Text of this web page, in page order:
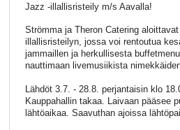
Jazz -illallisristeily m/s Aavalla!
Strömma ja Theron Catering
illallisristeilyn, jossa voi rentoutua
jammaillen ja herkullisesta
nauttimaan livemusiikista
Lähdöt 3.7. - 28.8. perjantaisin klo
Kauppahallin takaa. Laivaan pääsee
lähtöaikaa. Saavuthan ajoissa